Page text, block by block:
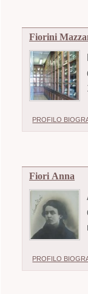
Fiorini
PROFILO
Fiori Anna
PROFILO